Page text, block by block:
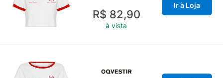
R$ 82,90
à vista
Ir à Loja